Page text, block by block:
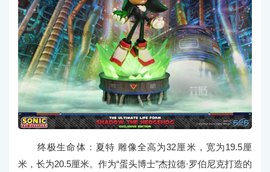
终极生命体：夏特 雕像全高为32厘米，宽为19.5厘
米，长为20.5厘米。作为“蛋头博士”杰拉德·罗伯尼克打造的